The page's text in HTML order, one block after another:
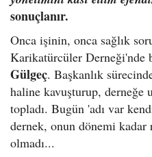
sonuçlanır.
Onca işinin, onca sağlık
Karikatürcüler Derneği'nde
Gülgeç. Başkanlık
haline kavuşturup, derneğe
topladı. Bugün 'adı var
dernek, onun dönemi
olmadı...